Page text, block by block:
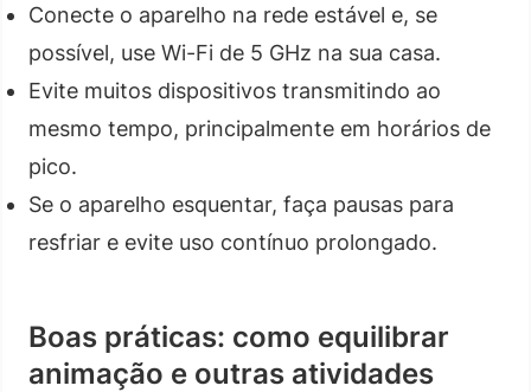
Conecte o aparelho na rede estável e, se
possível, use Wi-Fi de 5 GHz na sua casa.
Evite muitos dispositivos transmitindo ao
mesmo tempo, principalmente em horários de
pico.
Se o aparelho esquentar, faça pausas para
resfriar e evite uso contínuo prolongado.
Boas práticas: como equilibrar
animação e outras atividades